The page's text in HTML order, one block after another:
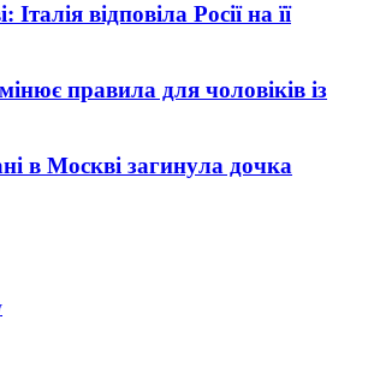
відповіла Росії на її
правила для чоловіків із
в Москві загинула дочка